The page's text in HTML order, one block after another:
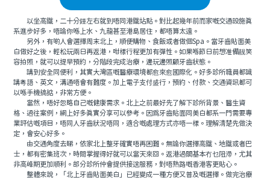
以坐高鐵，二十分鍾左右就到唔同港鐵站點。對比起幾年前而家嘅交通設施真
系進步好多，唔論你喺上水、九龍甚至港島居住，都唔算太遠。
另外，有啲人會選擇周末北上，順便購物、食飯或者做個Spa。當牙齒貼面美
白做好之後，輕松玩兩日再返港，咁樣行程更加有彈性。如果喺節日前想准備靓笑
容拍照，就可以提早預約，分階段完成治療，邊玩邊照顧牙齒狀態。
講到安全同便利，其實大灣區嘅醫療環境都愈來愈國際化。好多診所職員都識
講粵語、英文，溝通唔會有難度。加上電子支付盛行，預約、付款、交通資訊都可
以喺手機搞掂，非常方便。
當然，唔好忽略自己嘅健康需求。北上之前最好先了解下診所背景、醫生資
格、過往案例，網上好多真實分享可以參考。因爲牙齒貼面同美白都系一門需要專
業評估嘅項目，唔同人牙齒狀況唔同，適合嘅處理方式亦唔一樣。理解清楚先做決
定，會安心好多。
由交通角度去睇，依家北上整牙確實唔再困難。無論你選擇高鐵、地鐵或者巴
士，都有密集班次，時間掌握得好就可以當天來回。返港過關基本冇乜阻滯，尤其
非高峰期更加順利。部分診所仲會提供接送服務，對唔熟路嘅香港客更貼心。
整體來說，「北上牙齒貼面美白」已經變成一種方便又普及嘅選擇。做完治療